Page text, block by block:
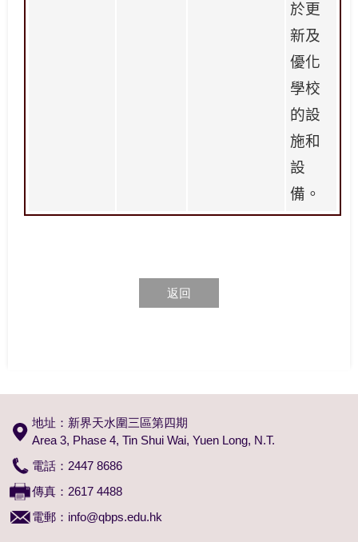
於更
新及
優化
學校
的設
施和
設
備。
返回
地址：新界天水圍三區第四期
Area 3, Phase 4, Tin Shui Wai, Yuen Long, N.T.
電話：2447 8686
傳真：2617 4488
電郵： info@qbps.edu.hk